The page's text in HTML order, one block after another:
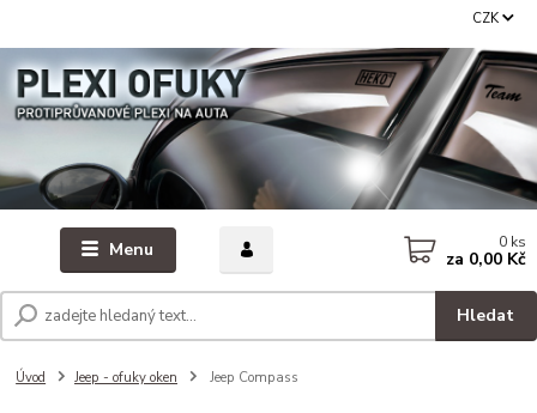
Menu
CZK
Hledat
0 ks
za 0,00 Kč
Úvod Jeep - ofuky oken Jeep Compass